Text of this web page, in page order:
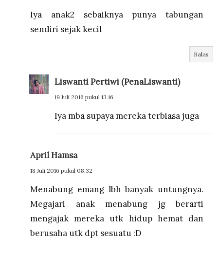
Iya anak2 sebaiknya punya tabungan
sendiri sejak kecil
Balas
Liswanti Pertiwi (PenaLiswanti)
19 Juli 2016 pukul 13.16
Iya mba supaya mereka terbiasa juga
April Hamsa
18 Juli 2016 pukul 08.32
Menabung emang lbh banyak untungnya.
Megajari anak menabung jg berarti
mengajak mereka utk hidup hemat dan
berusaha utk dpt sesuatu :D